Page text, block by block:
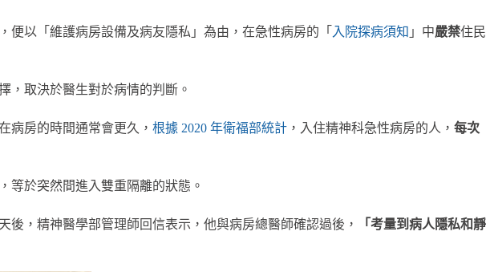
以「維護病房設備及病友隱私」為由，在急性病房的「 入院探病須知 」中嚴禁住民
，取決於醫生對於病情的判斷。
病房的時間通常會更久， 根據 2020 年衛福部統計 ，入住精神科急性病房的人， 每次
等於突然間進入雙重隔離的狀態。
，精神醫學部管理師回信表示，他與病房總醫師確認過後，
「考量到病人隱私和靜